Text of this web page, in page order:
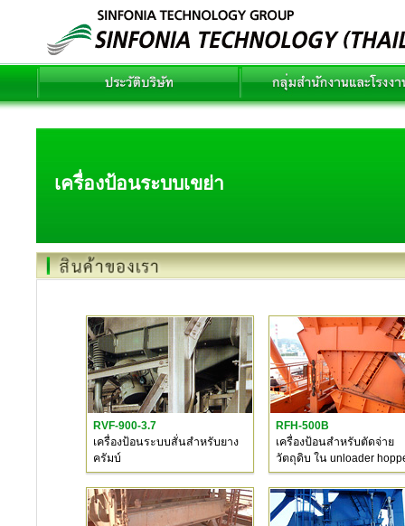
เครื่องป้อนระบบเขย่า
RVF-900-3.7
เครื่องป้อนระบบสั่นสำหรับยาง
ครัมบ์
RFH-500B
เครื่องป้อนสำหรับตัดจ่าย
วัตถุดิบ ใน unloader